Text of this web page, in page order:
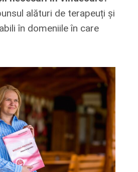
alături de terapeuți și
în domeniile în care